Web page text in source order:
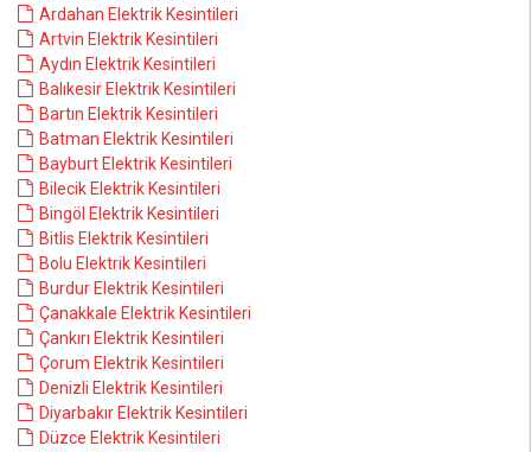
Ardahan Elektrik Kesintileri
Artvin Elektrik Kesintileri
Aydın Elektrik Kesintileri
Balıkesir Elektrik Kesintileri
Bartın Elektrik Kesintileri
Batman Elektrik Kesintileri
Bayburt Elektrik Kesintileri
Bilecik Elektrik Kesintileri
Bingöl Elektrik Kesintileri
Bitlis Elektrik Kesintileri
Bolu Elektrik Kesintileri
Burdur Elektrik Kesintileri
Çanakkale Elektrik Kesintileri
Çankırı Elektrik Kesintileri
Çorum Elektrik Kesintileri
Denizli Elektrik Kesintileri
Diyarbakır Elektrik Kesintileri
Düzce Elektrik Kesintileri